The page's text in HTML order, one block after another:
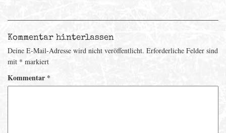
Kommentar hinterlassen
Deine E-Mail-Adresse wird nicht veröffentlicht. Erforderliche Felder sind
mit * markiert
Kommentar *